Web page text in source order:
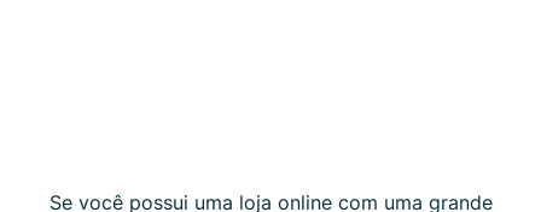
Se você possui uma loja online com uma grande